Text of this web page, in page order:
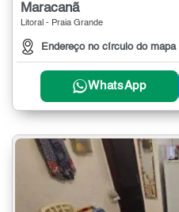
Maracanã
Litoral - Praia Grande
Endereço no círculo do mapa
WhatsApp